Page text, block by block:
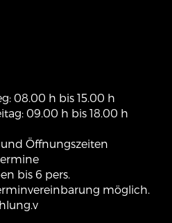
08.00 h bis 15.00 h
09.00 h bis 18.00 h
Öffnungszeiten
bis 6 pers.
möglich.